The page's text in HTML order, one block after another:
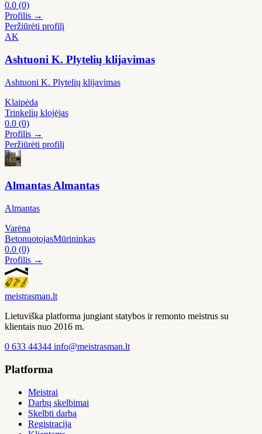
0.0 (0)
Profilis →
Peržiūrėti profilį
AK
Ashtuoni K. Plytelių klijavimas
Ashtuoni K. Plytelių klijavimas
Klaipėda
Trinkelių klojėjas
0.0 (0)
Profilis →
Peržiūrėti profilį
Almantas Almantas
Almantas
Varėna
BetonuotojasMūrininkas
0.0 (0)
Profilis →
meistrasman.lt
Lietuviška platforma jungiant statybos ir remonto meistrus su
klientais nuo 2016 m.
0 633 44344 info@meistrasman.lt
Platforma
Meistrai
Darbų skelbimai
Skelbti darbą
Registracija